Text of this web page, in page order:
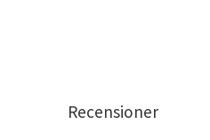
Recensioner